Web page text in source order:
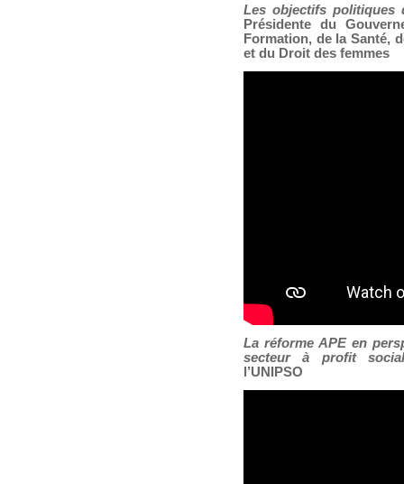
Les objectifs politiques
Présidente du
Formation, de la Santé,
et du Droit des femmes
La réforme APE en
secteur à profit
l’UNIPSO